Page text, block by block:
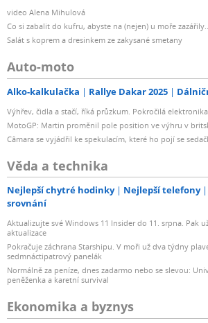
video Alena Mihulová
Co si zabalit do kufru, abyste na (nejen) u moře
Salát s koprem a dresinkem ze zakysané smetany
Auto-moto
Alko-kalkulačka Rallye Dakar 2025
Výhřev, čidla a stačí, říká průzkum. Pokročilá
MotoGP: Martin proměnil pole position ve výhru v
Câmara se vyjádřil ke spekulacím, které ho pojí se
Věda a technika
Nejlepší chytré hodinky Nejlepší telefony
srovnání
Aktualizujte své Windows 11 Insider do 11. srpna. Pak
aktualizace
Pokračuje záchrana Starshipu. V moři už dva týdny
sedmnáctipatrový panelák
Normálně za peníze, dnes zadarmo nebo se slevou:
peněženka a karetní survival
Ekonomika a byznys